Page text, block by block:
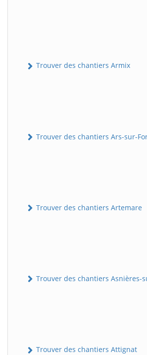
Trouver des chantiers Armix
Trouver des chantiers Ars-sur-
Trouver des chantiers Artemare
Trouver des chantiers Asnières-
Trouver des chantiers Attignat